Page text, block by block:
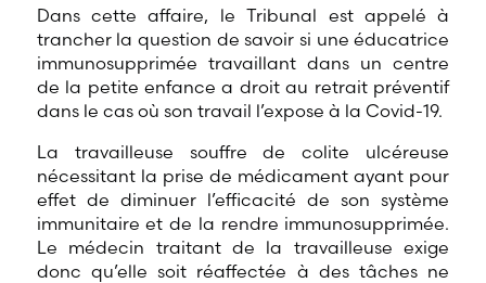
Dans cette affaire, le Tribunal est appelé à
trancher la question de savoir si une éducatrice
immunosupprimée travaillant dans un centre
de la petite enfance a droit au retrait préventif
dans le cas où son travail l’expose à la Covid-19.
La travailleuse souffre de colite ulcéreuse
nécessitant la prise de médicament ayant pour
effet de diminuer l’efficacité de son système
immunitaire et de la rendre immunosupprimée.
Le médecin traitant de la travailleuse exige
donc qu’elle soit réaffectée à des tâches ne